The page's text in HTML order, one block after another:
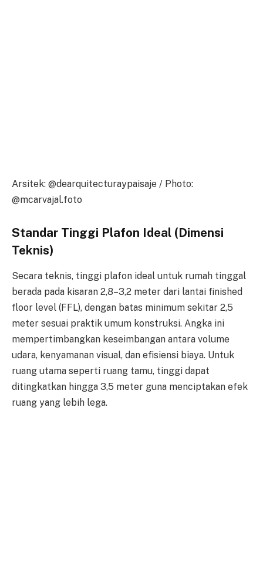
Arsitek: @dearquitecturaypaisaje / Photo:
@mcarvajal.foto
Standar Tinggi Plafon Ideal (Dimensi
Teknis)
Secara teknis, tinggi plafon ideal untuk rumah tinggal
berada pada kisaran 2,8–3,2 meter dari lantai finished
floor level (FFL), dengan batas minimum sekitar 2,5
meter sesuai praktik umum konstruksi. Angka ini
mempertimbangkan keseimbangan antara volume
udara, kenyamanan visual, dan efisiensi biaya. Untuk
ruang utama seperti ruang tamu, tinggi dapat
ditingkatkan hingga 3,5 meter guna menciptakan efek
ruang yang lebih lega.